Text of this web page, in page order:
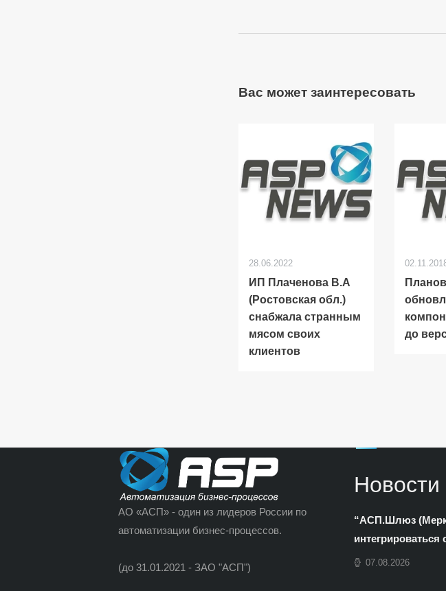
Вас может заинтересовать
28.06.2022
ИП Плаченова В.А
(Ростовская обл.)
снабжала странным
мясом своих
клиентов
до
АО «АСП» - один из лидеров России по
автоматизации бизнес-процессов.
(до 31.01.2021 - ЗАО "АСП")
Новости
“АСП.Шлюз
07.08.2026